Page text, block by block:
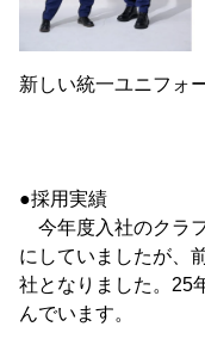
新しい統一ユニフォ
●採用実績
今年度入社のクラ
にしていましたが、
社となりました。25
んでいます。